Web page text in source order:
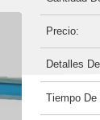
Precio:
Detalles
Tiempo De